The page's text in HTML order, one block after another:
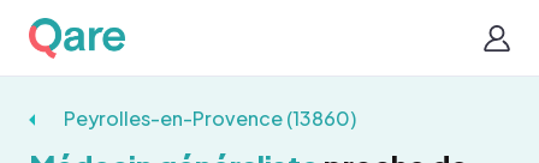
Peyrolles-en-Provence (13860)